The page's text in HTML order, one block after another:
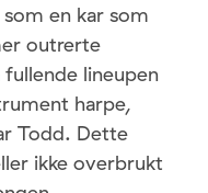
en kar som
outrerte
lineupen
harpe,
Todd. Dette
ikke overbrukt